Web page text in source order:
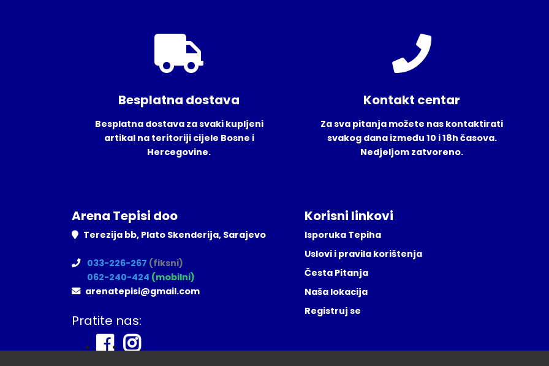
Besplatna dostava
Besplatna dostava za svaki kupljeni
artikal na teritoriji cijele Bosne i
Hercegovine.
Kontakt centar
Za sva pitanja možete nas kontaktirati
svakog dana između 10 i 18h časova.
Nedjeljom zatvoreno.
Arena Tepisi doo
Terezija bb, Plato Skenderija, Sarajevo
033-226-267 (fiksni)
062-240-424 (mobilni)
arenatepisi@gmail.com
Pratite nas:
Korisni linkovi
Isporuka Tepiha
Uslovi i pravila korištenja
Česta Pitanja
Naša lokacija
Registruj se